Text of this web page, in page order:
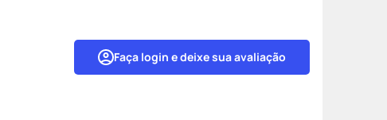
Faça login e deixe sua avaliação